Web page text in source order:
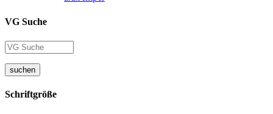
VG Suche
suchen
Schriftgröße